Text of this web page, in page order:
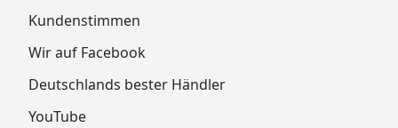
Kundenstimmen
Wir auf Facebook
Deutschlands bester Händler
YouTube